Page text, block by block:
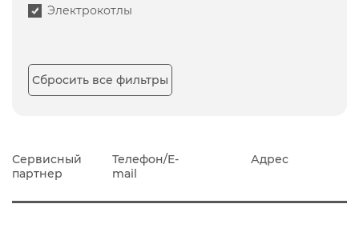
Электрокотлы
Сбросить все фильтры
Сервисный
партнер
Телефон/E-
mail
Адрес